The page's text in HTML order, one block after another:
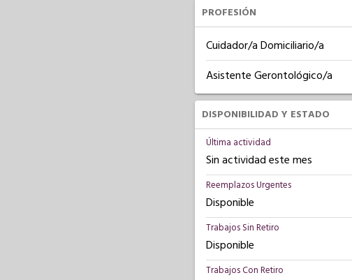
PROFESIÓN
Cuidador/a Domiciliario/a
Asistente Gerontológico/a
DISPONIBILIDAD Y ESTADO
Última actividad
Sin actividad este mes
Reemplazos Urgentes
Disponible
Trabajos Sin Retiro
Disponible
Trabajos Con Retiro